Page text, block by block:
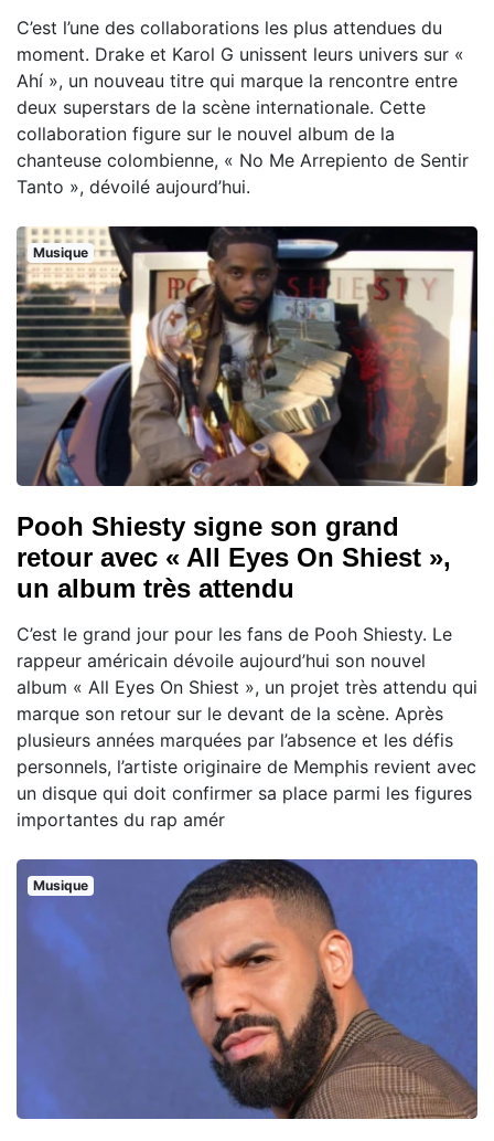
C’est l’une des collaborations les plus attendues du
moment. Drake et Karol G unissent leurs univers sur «
Ahí », un nouveau titre qui marque la rencontre entre
deux superstars de la scène internationale. Cette
collaboration figure sur le nouvel album de la
chanteuse colombienne, « No Me Arrepiento de Sentir
Tanto », dévoilé aujourd’hui.
Musique
Pooh Shiesty signe son grand
retour avec « All Eyes On Shiest »,
un album très attendu
C’est le grand jour pour les fans de Pooh Shiesty. Le
rappeur américain dévoile aujourd’hui son nouvel
album « All Eyes On Shiest », un projet très attendu qui
marque son retour sur le devant de la scène. Après
plusieurs années marquées par l’absence et les défis
personnels, l’artiste originaire de Memphis revient avec
un disque qui doit confirmer sa place parmi les figures
importantes du rap amér
Musique